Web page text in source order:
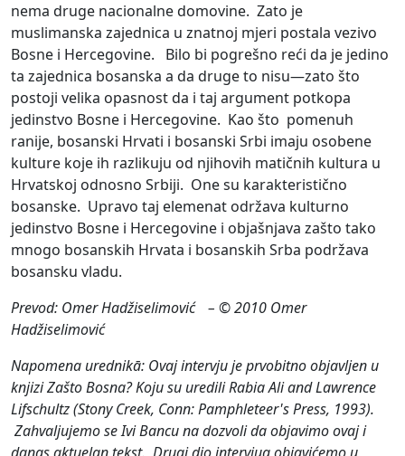
nema druge nacionalne domovine. Zato je
muslimanska zajednica u znatnoj mjeri postala vezivo
Bosne i Hercegovine. Bilo bi pogrešno reći da je jedino
ta zajednica bosanska a da druge to nisu—zato što
postoji velika opasnost da i taj argument potkopa
jedinstvo Bosne i Hercegovine. Kao što pomenuh
ranije, bosanski Hrvati i bosanski Srbi imaju osobene
kulture koje ih razlikuju od njihovih matičnih kultura u
Hrvatskoj odnosno Srbiji. One su karakteristično
bosanske. Upravo taj elemenat održava kulturno
jedinstvo Bosne i Hercegovine i objašnjava zašto tako
mnogo bosanskih Hrvata i bosanskih Srba podržava
bosansku vladu.
Prevod: Omer Hadžiselimović – © 2010 Omer
Hadžiselimović
Napomena urednikā: Ovaj intervju je prvobitno objavljen u
knjizi Zašto Bosna? Koju su uredili Rabia Ali and Lawrence
Lifschultz (Stony Creek, Conn: Pamphleteer's Press, 1993).
Zahvaljujemo se Ivi Bancu na dozvoli da objavimo ovaj i